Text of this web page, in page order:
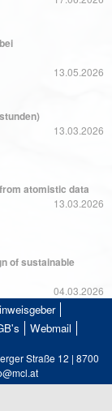
13.05.2026
13.03.2026
atomistic data
13.03.2026
of sustainable
04.03.2026
Webmail
Straße 12 | 8700